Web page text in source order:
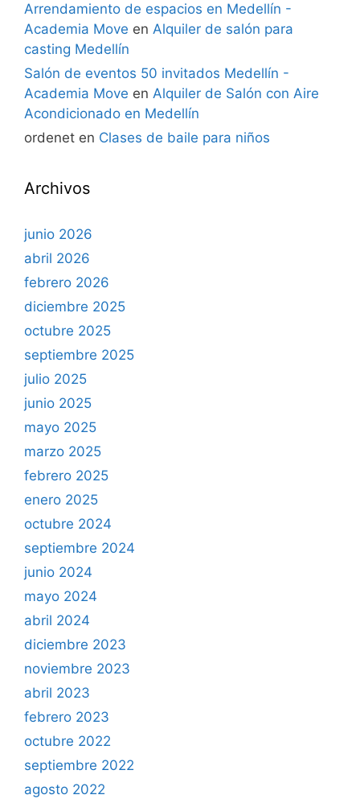
Arrendamiento de espacios en Medellín -
Academia Move en Alquiler de salón para
casting Medellín
Salón de eventos 50 invitados Medellín -
Academia Move en Alquiler de Salón con Aire
Acondicionado en Medellín
ordenet en Clases de baile para niños
Archivos
junio 2026
abril 2026
febrero 2026
diciembre 2025
octubre 2025
septiembre 2025
julio 2025
junio 2025
mayo 2025
marzo 2025
febrero 2025
enero 2025
octubre 2024
septiembre 2024
junio 2024
mayo 2024
abril 2024
diciembre 2023
noviembre 2023
abril 2023
febrero 2023
octubre 2022
septiembre 2022
agosto 2022